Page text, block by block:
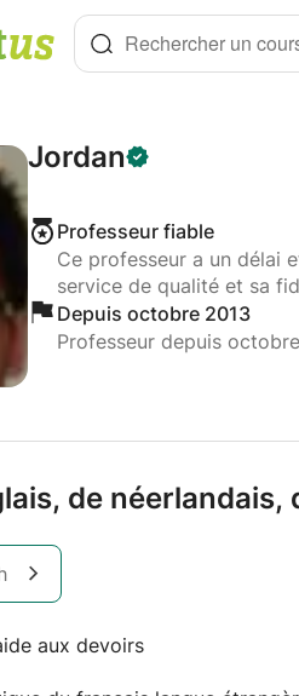
Rechercher un
Jordan
Professeur fiable
Ce professeur a un délai
service de qualité et sa
Depuis octobre 2013
Professeur depuis
de néerlandais,
aux devoirs